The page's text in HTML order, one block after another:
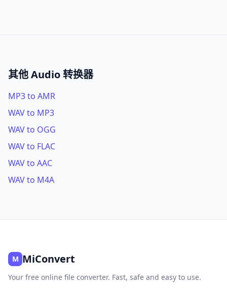
其他 Audio 转换器
MP3 to AMR
WAV to MP3
WAV to OGG
WAV to FLAC
WAV to AAC
WAV to M4A
M MiConvert
Your free online file converter. Fast, safe and easy to use.